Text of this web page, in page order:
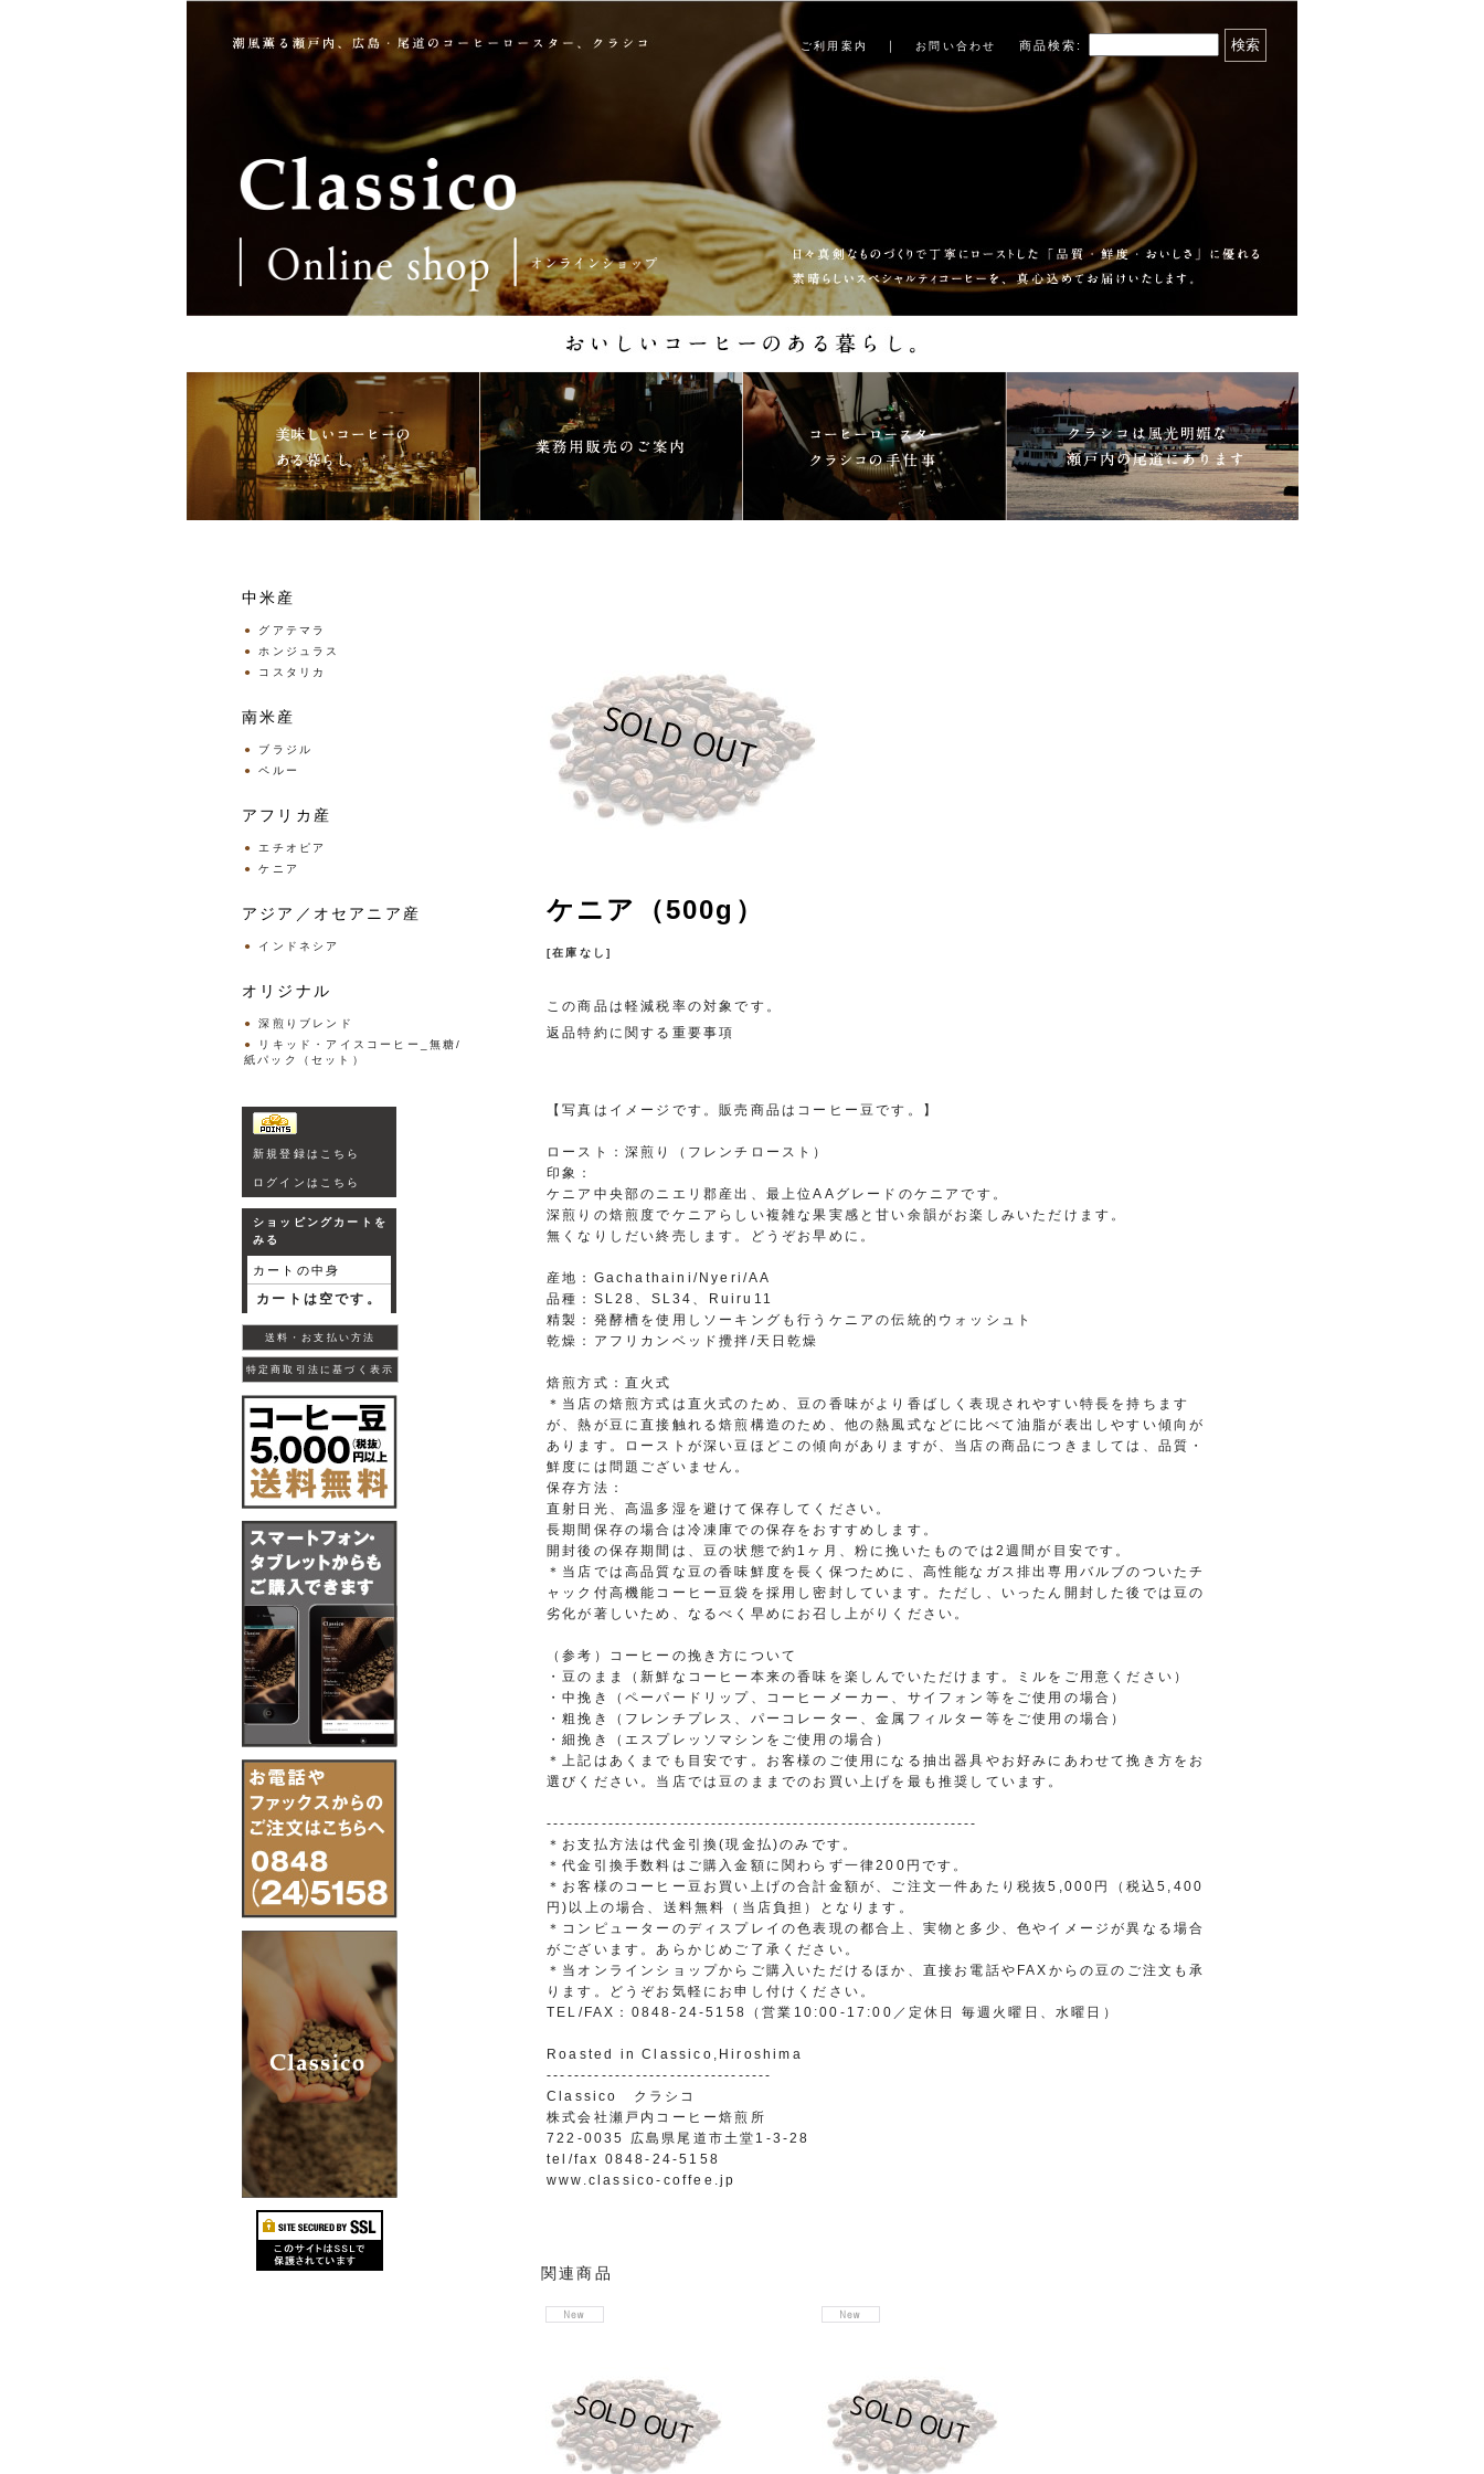
ご利用案内 ｜ お問い合わせ 商品検索 :
中米産
グアテマラ
ホンジュラス
コスタリカ
南米産
ブラジル
ペルー
アフリカ産
エチオピア
ケニア
アジア／オセアニア産
インドネシア
オリジナル
深煎りブレンド
リキッド・アイスコーヒー_無糖/
紙パック（セット）
新規登録はこちら
ログインはこちら
ショッピングカートを
みる
カートの中身
カートは空です。
送料・お支払い方法
特定商取引法に基づく表示
ケニア（500g）
[在庫なし]
この商品は軽減税率の対象です。
返品特約に関する重要事項
【写真はイメージです。販売商品はコーヒー豆です。】
ロースト：深煎り（フレンチロースト）
印象：
ケニア中央部のニエリ郡産出、最上位AAグレードのケニアです。
深煎りの焙煎度でケニアらしい複雑な果実感と甘い余韻がお楽しみいただけます。
無くなりしだい終売します。どうぞお早めに。
産地：Gachathaini/Nyeri/AA
品種：SL28、SL34、Ruiru11
精製：発酵槽を使用しソーキングも行うケニアの伝統的ウォッシュト
乾燥：アフリカンベッド攪拌/天日乾燥
焙煎方式：直火式
＊当店の焙煎方式は直火式のため、豆の香味がより香ばしく表現されやすい特長を持ちます
が、熱が豆に直接触れる焙煎構造のため、他の熱風式などに比べて油脂が表出しやすい傾向が
あります。ローストが深い豆ほどこの傾向がありますが、当店の商品につきましては、品質・
鮮度には問題ございません。
保存方法：
直射日光、高温多湿を避けて保存してください。
長期間保存の場合は冷凍庫での保存をおすすめします。
開封後の保存期間は、豆の状態で約1ヶ月、粉に挽いたものでは2週間が目安です。
＊当店では高品質な豆の香味鮮度を長く保つために、高性能なガス排出専用バルブのついたチ
ャック付高機能コーヒー豆袋を採用し密封しています。ただし、いったん開封した後では豆の
劣化が著しいため、なるべく早めにお召し上がりください。
（参考）コーヒーの挽き方について
・豆のまま（新鮮なコーヒー本来の香味を楽しんでいただけます。ミルをご用意ください）
・中挽き（ペーパードリップ、コーヒーメーカー、サイフォン等をご使用の場合）
・粗挽き（フレンチプレス、パーコレーター、金属フィルター等をご使用の場合）
・細挽き（エスプレッソマシンをご使用の場合）
＊上記はあくまでも目安です。お客様のご使用になる抽出器具やお好みにあわせて挽き方をお
選びください。当店では豆のままでのお買い上げを最も推奨しています。
---------------------------------------------------------------
＊お支払方法は代金引換(現金払)のみです。
＊代金引換手数料はご購入金額に関わらず一律200円です。
＊お客様のコーヒー豆お買い上げの合計金額が、ご注文一件あたり税抜5,000円（税込5,400
円)以上の場合、送料無料（当店負担）となります。
＊コンピューターのディスプレイの色表現の都合上、実物と多少、色やイメージが異なる場合
がございます。あらかじめご了承ください。
＊当オンラインショップからご購入いただけるほか、直接お電話やFAXからの豆のご注文も承
ります。どうぞお気軽にお申し付けください。
TEL/FAX：0848-24-5158（営業10:00-17:00／定休日 毎週火曜日、水曜日）
Roasted in Classico,Hiroshima
---------------------------------
Classico クラシコ
株式会社瀬戸内コーヒー焙煎所
722-0035 広島県尾道市土堂1-3-28
tel/fax 0848-24-5158
www.classico-coffee.jp
関連商品